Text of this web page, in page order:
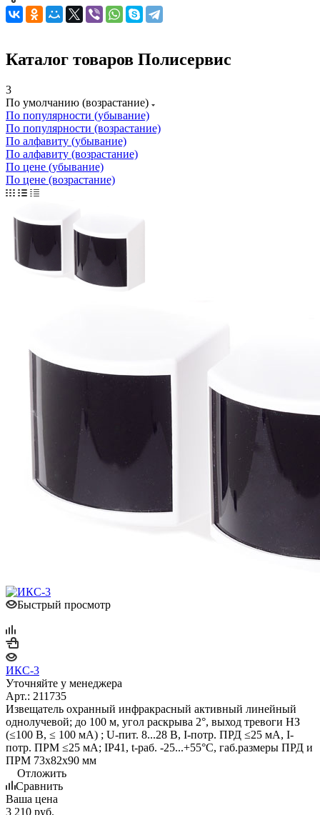
Каталог товаров Полисервис
3
По умолчанию (возрастание)
По популярности (убывание)
По популярности (возрастание)
По алфавиту (убывание)
По алфавиту (возрастание)
По цене (убывание)
По цене (возрастание)
Быстрый просмотр
ИКС-3
Уточняйте у менеджера
Арт.: 211735
Извещатель охранный инфракрасный активный линейный
однолучевой; до 100 м, угол раскрыва 2°, выход тревоги НЗ
(≤100 В, ≤ 100 мА) ; U-пит. 8...28 В, I-потр. ПРД ≤25 мА, I-
потр. ПРМ ≤25 мА; IP41, t-раб. -25...+55°С, габ.размеры ПРД и
ПРМ 73х82х90 мм
Отложить
Сравнить
Ваша цена
3 210 руб.